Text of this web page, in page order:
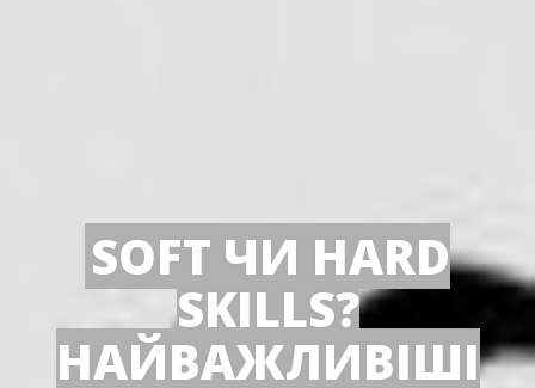
SOFT ЧИ HARD
SKILLS?
НАЙВАЖЛИВІШІ